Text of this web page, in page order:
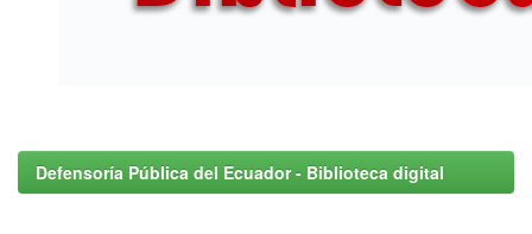
Defensoría Pública del Ecuador - Biblioteca digital